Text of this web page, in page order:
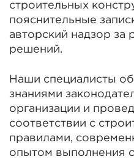
строительных
пояснительные
авторский надзор за
решений.
Наши специалисты
знаниями
организации и
соответствии с
правилами,
опытом выполнения